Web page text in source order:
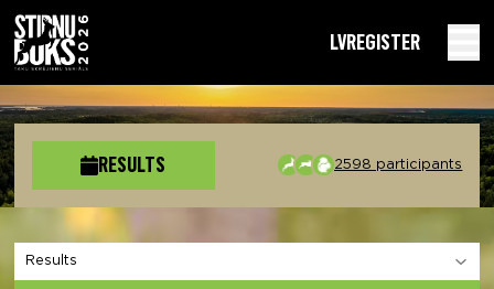
LVREGISTER
RESULTS 2598 participants
Choose a section